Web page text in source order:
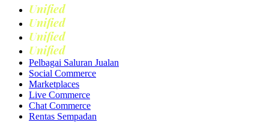
Unified
Unified
Unified
Unified
Pelbagai Saluran Jualan
Social Commerce
Marketplaces
Live Commerce
Chat Commerce
Rentas Sempadan